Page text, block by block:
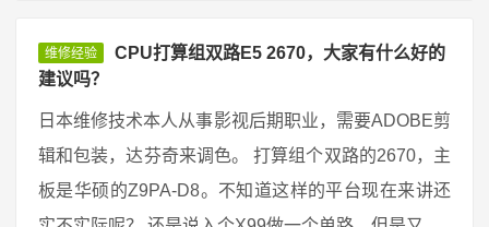
维修经验
CPU打算组双路E5 2670，大家有什么好的
建议吗？
日本维修技术本人从事影视后期职业，需要ADOBE剪
辑和包装，达芬奇来调色。 打算组个双路的2670，主
板是华硕的Z9PA-D8。不知道这样的平台现在来讲还